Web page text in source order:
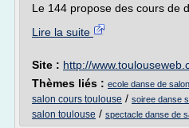
Le 144 propose des cours de
Lire la suite
Site : http://
Thèmes liés : ecole danse de
salon cours toulouse / soiree danse
salon toulouse / spectacle danse de